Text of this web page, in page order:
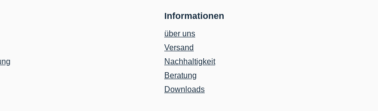
Informationen
über uns
Versand
Nachhaltigkeit
Beratung
Downloads